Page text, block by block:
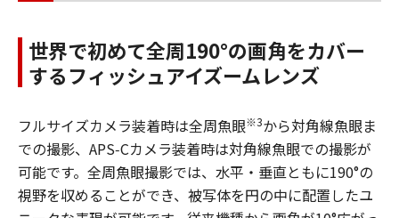
世界で初めて全周190°の画角をカバー
するフィッシュアイズームレンズ
フルサイズカメラ装着時は全周魚眼※3から対角線魚眼ま
での撮影、APS‑Cカメラ装着時は対角線魚眼での撮影が
可能です。全周魚眼撮影では、水平・垂直ともに190°の
視野を収めることができ、被写体を円の中に配置したユ